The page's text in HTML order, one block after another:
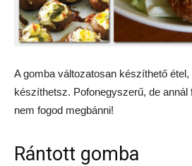
A gomba változatosan készíthető
készíthetsz. Pofonegyszerű, de annál
nem fogod megbánni!
Rántott gomba